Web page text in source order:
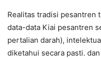
Realitas tradisi pesantren
data-data Kiai pesantren
pertalian darah),
diketahui secara pasti.